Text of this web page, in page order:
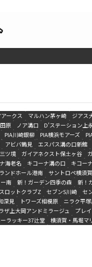
アークス マルハン茅ヶ崎 ジアス
原 ノア溝口 D'ステーション上
PIA川崎銀柳 PIA横浜モアーズ
アビバ鶴見 エスパス溝の口新館
ツ境 ガイアネクスト保土ヶ谷
海老名 キコーナ溝の口 キコー
ンドホール港南 サントロペ横須
南 新！ガーデン四季の森 新！
ロットクラブZ セブンS川崎 セ
深見 トワーズ相模原 ニラク平
ザ上大岡アンドミラージュ プレ
ラッキー37辻堂 横須賀・馬堀マ